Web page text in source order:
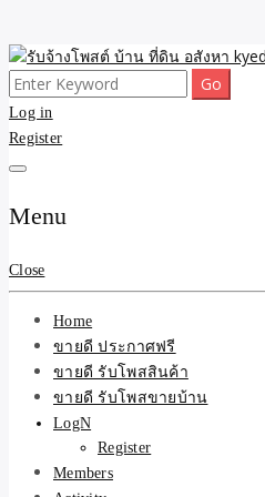
Skip
to
content
รับจ้างโพสต์
และบริการ
ขายดี โพสประกาศขายสินค้าฟรี บ้าน
Search
for:
Log in
Register
Menu
Close
Home
ขายดี ประกาศฟรี
ขายดี รับโพสสินค้า
ขายดี รับโพสขายบ้าน
LogN
Register
Members